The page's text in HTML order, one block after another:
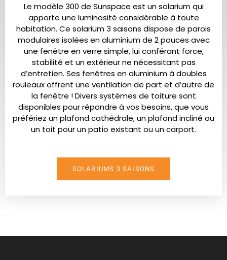
Le modèle 300 de Sunspace est un solarium qui
apporte une luminosité considérable à toute
habitation. Ce solarium 3 saisons dispose de parois
modulaires isolées en aluminium de 2 pouces avec
une fenêtre en verre simple, lui conférant force,
stabilité et un extérieur ne nécessitant pas
d’entretien. Ses fenêtres en aluminium à doubles
rouleaux offrent une ventilation de part et d’autre de
la fenêtre ! Divers systèmes de toiture sont
disponibles pour répondre à vos besoins, que vous
préfériez un plafond cathédrale, un plafond incliné ou
un toit pour un patio existant ou un carport.
SOLARIUMS 3 SAISONS